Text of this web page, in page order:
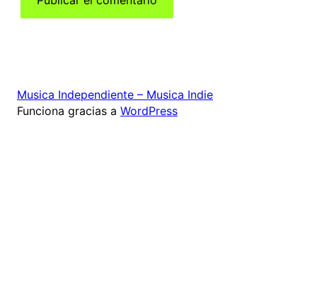
Musica Independiente – Musica Indie
Funciona gracias a WordPress